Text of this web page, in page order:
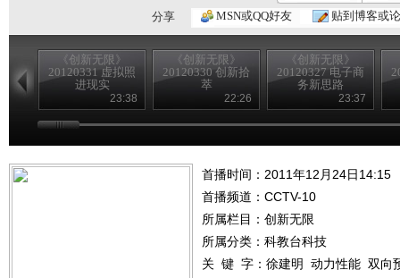
分享
MSN或QQ好友 贴到博客或
《创新无限》
20120331 虚拟照
进现实
23:38
《创新无限》
20120330 创新拾
萃
22:26
《创新无限》
20120327 电子商
务新思路
23:37
首播时间：2011年12月24日14:15
首播频道： CCTV-10
所属栏目： 创新无限
所属分类：科教台科技
关 键 字： 徐建明 动力性能 双向